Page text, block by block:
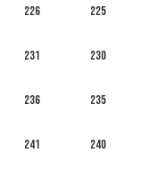
225
226
230
231
235
236
240
241